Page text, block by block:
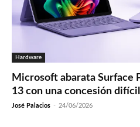
Hardware
Microsoft abarata Surface
13 con una concesión
José Palacios - 24/06/2026